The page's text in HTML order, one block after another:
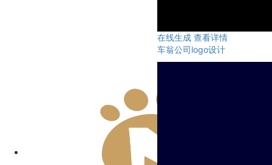
在线生成 查看详情
车翁公司logo设计